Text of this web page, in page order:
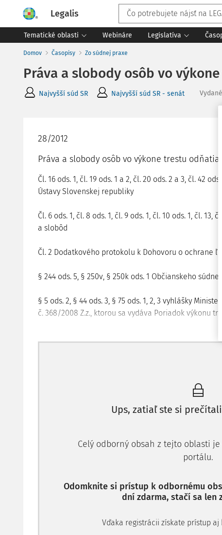
Legalis
Tematické oblasti Webináre Legislatíva
Domov Časopisy Zo súdnej praxe
Práva a slobody osôb vo
Najvyšší súd SR Najvyšší súd SR - senát Vydané
28/2012
Práva a slobody osôb vo výkone trestu odňatia
Čl. 16 ods. 1, čl. 19 ods. 1 a 2, čl. 20 ods. 2 a 3, čl. 42
Ústavy Slovenskej republiky
Čl. 6 ods. 1, čl. 8 ods. 1, čl. 9 ods. 1, čl. 10 ods. 1, čl.
a slobôd
Čl. 2 Dodatkového protokolu k Dohovoru o ochrane
§ 244 ods. 5, § 250v, § 250k ods. 1 Občianskeho
§ 5 ods. 2, § 44 ods. 3, § 75 ods. 1, 2, 3 vyhlášky
č. 368/2008 Z.z., ktorou sa vydáva Poriadok výkonu
8SŽZ 2/2011
domáha ochrany pred nezákonným zásahom
ktorý má spočívať v aplikácii "protiústavných"
Ups, zatiaľ ste si
Celý odborný obsah z tejto oblasti
portálu.
Odomknite si prístup k odbornému
dní zdarma, stačí sa len
Vďaka registrácii získate prístup aj